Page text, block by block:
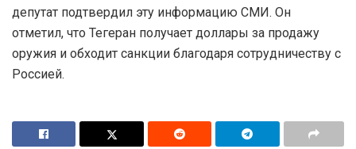
депутат подтвердил эту информацию СМИ. Он
отметил, что Тегеран получает доллары за продажу
оружия и обходит санкции благодаря сотрудничеству с
Россией.